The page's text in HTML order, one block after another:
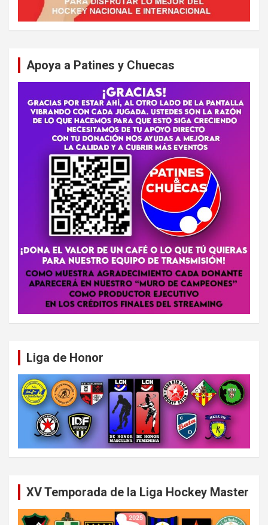
Apoya a Patines y Chuecas
Liga de Honor
XV Temporada de la Liga Hockey Master